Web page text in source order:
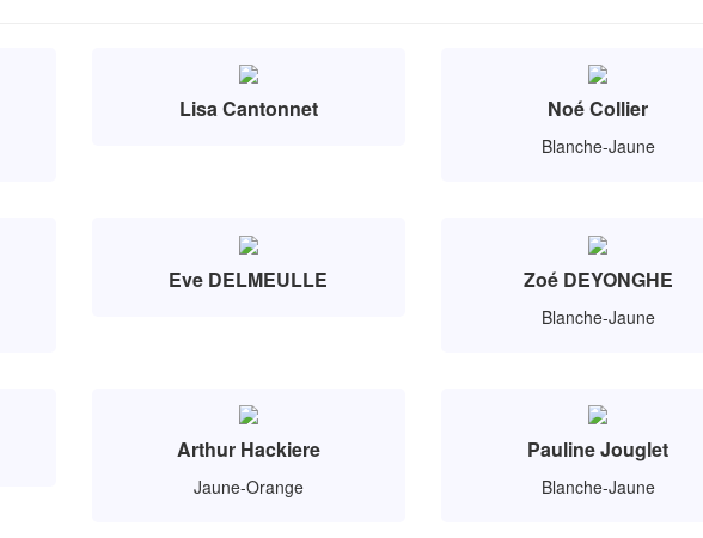
Lisa Cantonnet Noé Collier
Blanche-Jaune
Eve DELMEULLE Zoé DEYONGHE
Blanche-Jaune
Arthur Hackiere
Jaune-Orange
Pauline Jouglet
Blanche-Jaune